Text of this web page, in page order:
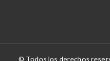
© Todos los derechos